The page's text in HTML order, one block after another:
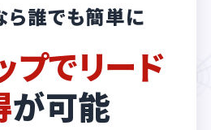
ら誰でも簡単に
プでリード
が可能